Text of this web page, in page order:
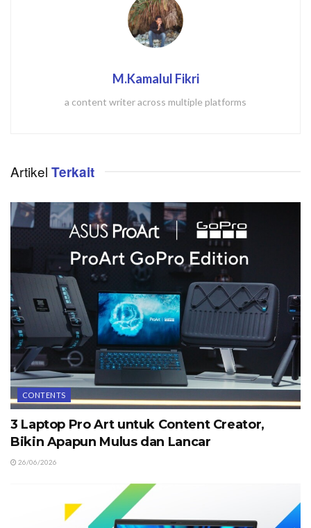
M.Kamalul Fikri
a content writer across multiple platforms
Artikel Terkait
CONTENTS
3 Laptop Pro Art untuk Content Creator,
Bikin Apapun Mulus dan Lancar
26/06/2026